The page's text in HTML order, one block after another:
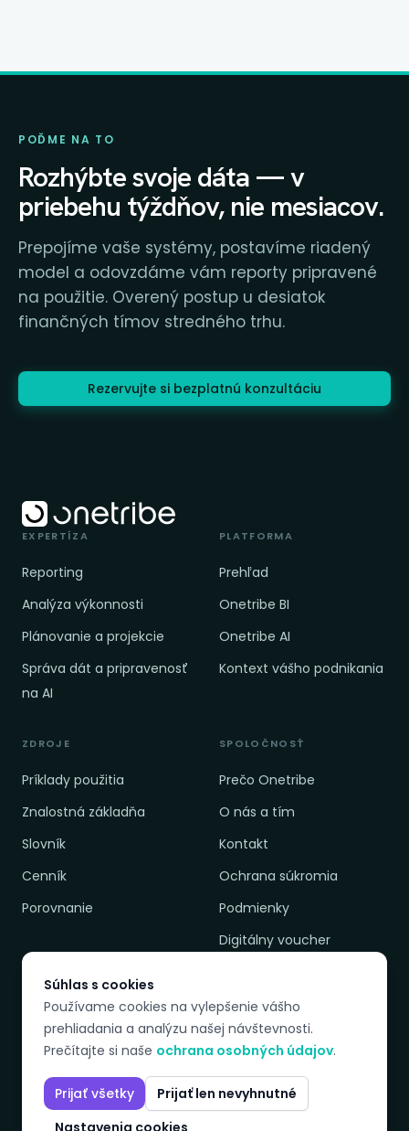
POĎME NA TO
Rozhýbte svoje dáta — v
priebehu týždňov, nie mesiacov.
Prepojíme vaše systémy, postavíme riadený
model a odovzdáme vám reporty pripravené
na použitie. Overený postup u desiatok
finančných tímov stredného trhu.
Rezervujte si bezplatnú konzultáciu
EXPERTÍZA
Reporting
Analýza výkonnosti
Plánovanie a projekcie
Správa dát a pripravenosť
na AI
PLATFORMA
Prehľad
Onetribe BI
Onetribe AI
Kontext vášho podnikania
ZDROJE
Príklady použitia
Znalostná základňa
Slovník
Cenník
Porovnanie
SPOLOČNOSŤ
Prečo Onetribe
O nás a tím
Kontakt
Ochrana súkromia
Podmienky
Digitálny voucher
DOSTUPNÉ JAZYKY
EN
© 2026 Onetribeadvisory. Všetky práva vyhradené.
Súhlas s cookies
Používame cookies na vylepšenie vášho
prehliadania a analýzu našej návštevnosti.
Prečítajte si naše ochrana osobných údajov.
Prijať všetky
Prijať len nevyhnutné
Nastavenia cookies